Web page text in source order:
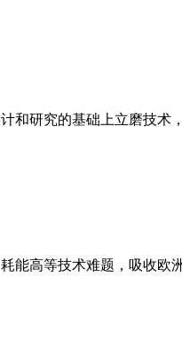
和研究的基础上立磨技
能高等技术难题，吸收